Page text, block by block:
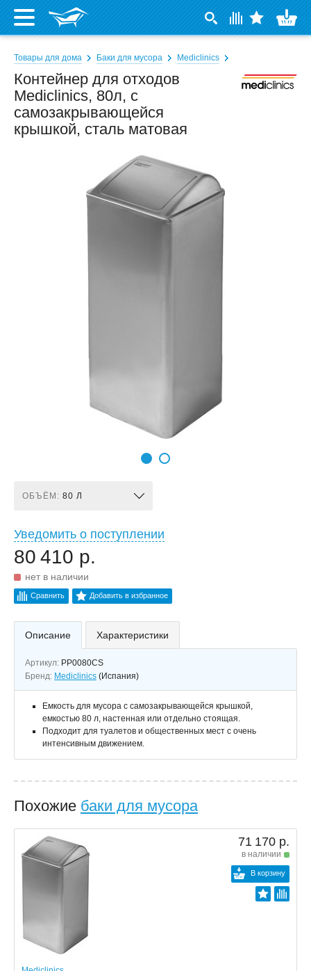
Товары для дома Баки для мусора Mediclinics
Контейнер для отходов
Mediclinics, 80л, с
самозакрывающейся
крышкой, сталь матовая
ОБЪЁМ: 80 Л
Уведомить о поступлении
80 410 р.
нет в наличии
Сравнить Добавить в избранное
Описание Характеристики
Артикул: PP0080CS
Бренд: Mediclinics (Испания)
Емкость для мусора с самозакрывающейся крышкой,
емкостью 80 л, настенная или отдельно стоящая.
Подходит для туалетов и общественных мест с очень
интенсивным движением.
Похожие баки для мусора
71 170 р.
в наличии
В корзину